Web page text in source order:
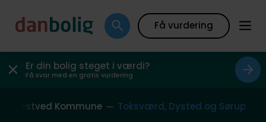
Få vurdering
Er din bolig steget i værdi?
Få svar med en gratis vurdering
Næstved Kommune Toksværd, Dysted og Sørup